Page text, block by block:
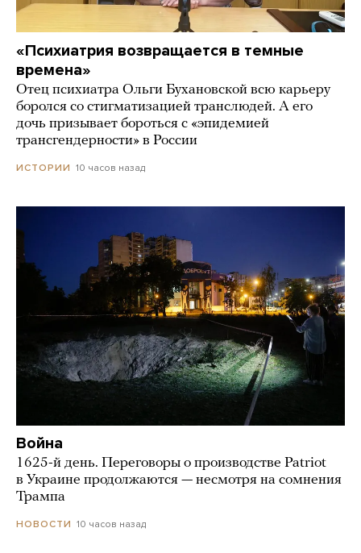
«Психиатрия возвращается в темные
времена»
Отец психиатра Ольги Бухановской всю карьеру
боролся со стигматизацией транслюдей. А его
дочь призывает бороться с «эпидемией
трансгендерности» в России
ИСТОРИИ 10 часов назад
Война
1625-й день. Переговоры о производстве Patriot
в Украине продолжаются — несмотря на сомнения
Трампа
НОВОСТИ 10 часов назад